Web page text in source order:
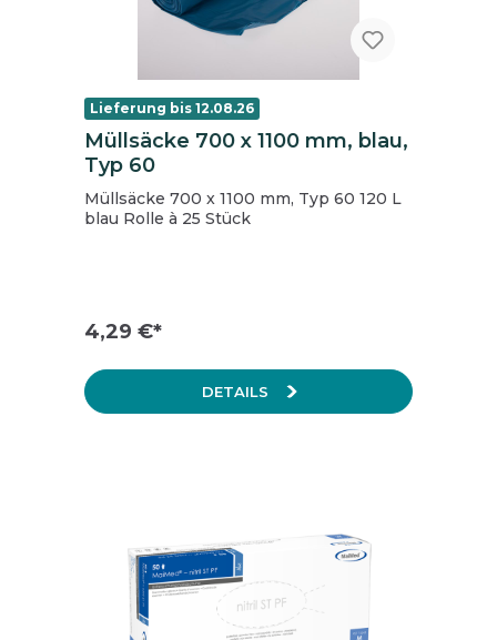
Lieferung bis 12.08.26
Müllsäcke 700 x 1100 mm, blau,
Typ 60
Müllsäcke 700 x 1100 mm, Typ 60 120 L
blau Rolle à 25 Stück
4,29 €*
DETAILS